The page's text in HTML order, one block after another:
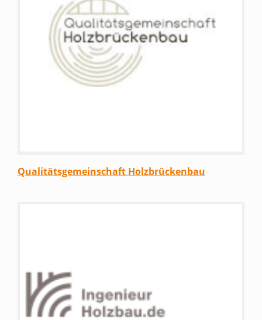
Qualitätsgemeinschaft Holzbrückenbau